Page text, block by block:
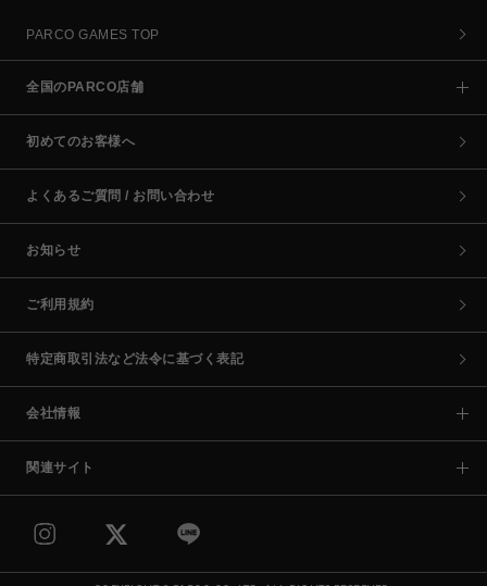
PARCO GAMES TOP
全国のPARCO店舗
初めてのお客様へ
よくあるご質問 / お問い合わせ
お知らせ
ご利用規約
特定商取引法など法令に基づく表記
会社情報
関連サイト